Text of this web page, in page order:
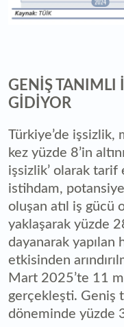
GENİŞ TANIMLI
GİDİYOR
Türkiye’de işsizlik,
kez yüzde 8’in
işsizlik’ olarak tarif
istihdam,
oluşan atıl iş gücü
yaklaşarak yüzde
dayanarak yapılan
etkisinden
Mart 2025’te 11
gerçekleşti. Geniş
döneminde yüzde